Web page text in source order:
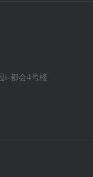
i-都会4号楼